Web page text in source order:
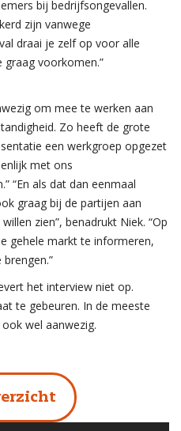
bij bedrijfsongevallen.
zijn vanwege
draai je zelf op voor alle
graag voorkomen.”
om mee te werken aan
Zo heeft de grote
een werkgroep opgezet
met ons
“En als dat dan eenmaal
graag bij de partijen aan
zien”, benadrukt Niek. “Op
gehele markt te informeren,
het interview niet op.
te gebeuren. In de meeste
wel aanwezig.